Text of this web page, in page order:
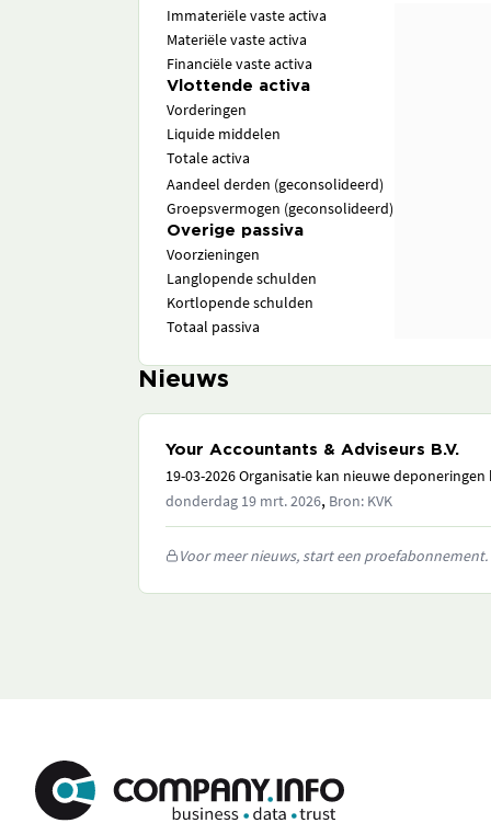
Immateriële vaste activa
Materiële vaste activa
Financiële vaste activa
Vlottende activa
Vorderingen
Liquide middelen
Totale activa
Aandeel derden (geconsolideerd)
Groepsvermogen (geconsolideerd)
Overige passiva
Voorzieningen
Langlopende schulden
Kortlopende schulden
Totaal passiva
Nieuws
Your Accountants & Adviseurs B.V.
19-03-2026 Organisatie kan nieuwe
donderdag 19 mrt. 2026, Bron: KVK
Voor meer nieuws, start een proefabonnement.